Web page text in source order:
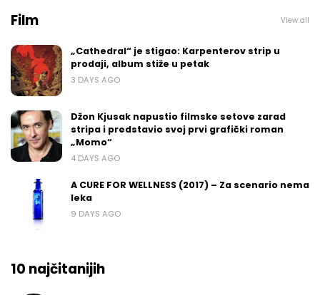
Film View all
„Cathedral“ je stigao: Karpenterov strip u
prodaji, album stiže u petak
3 DAYS AGO
Džon Kjusak napustio filmske setove zarad
stripa i predstavio svoj prvi grafički roman
„Momo“
4 DAYS AGO
A CURE FOR WELLNESS (2017) – Za scenario nema
leka
9 DAYS AGO
10 najčitanijih